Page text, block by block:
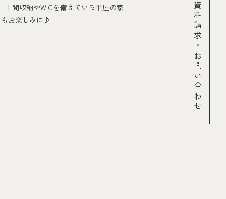
資料請求
・
お問い合わせ
間収納やWICを備えている平屋の家
お楽しみに♪